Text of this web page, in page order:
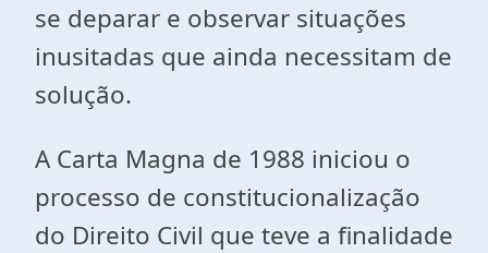
se deparar e observar situações
inusitadas que ainda necessitam de
solução.
A Carta Magna de 1988 iniciou o
processo de constitucionalização
do Direito Civil que teve a finalidade